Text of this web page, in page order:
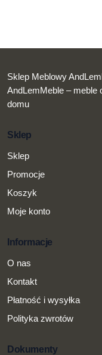
Sklep Meblowy
AndLemMeble – meble
domu
Sklep
Sklep
Promocje
Koszyk
Moje konto
Informacje
O nas
Kontakt
Płatność i wysyłka
Polityka zwrotów
Dokumenty